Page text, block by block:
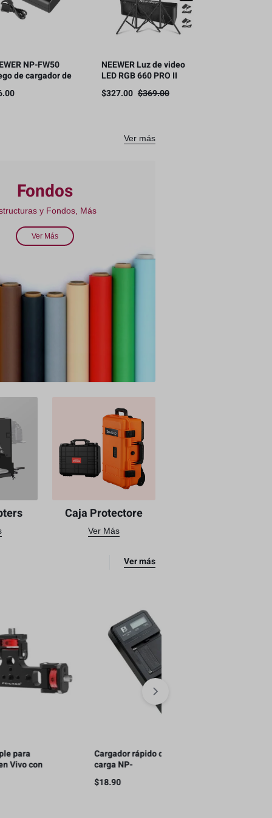
NP-FW50
de cargador de
para SONY
NP-FW50
NEEWER Luz de video
LED RGB 660 PRO II
mejorada con control
de aplicación
$369.00
$327.00
Ver más
Fondos
y Fondos, Más
Ver Más
Caja Protectore
Ver Más
Ver más
Cargador rápido de doble
F970/F750/F550(QC)